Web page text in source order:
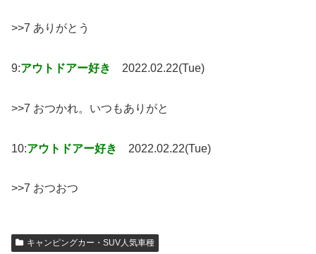
>>7 ありがとう
9:アウトドアー好き 2022.02.22(Tue)
>>7 おつかれ。いつもありがと
10:アウトドアー好き 2022.02.22(Tue)
>>7 おつおつ
キャンピングカー・SUV人気車種